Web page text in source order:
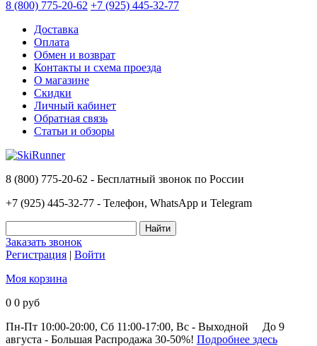
8 (800) 775-20-62 +7 (925) 445-32-77
Доставка
Оплата
Обмен и возврат
Контакты и схема проезда
О магазине
Скидки
Личный кабинет
Обратная связь
Статьи и обзоры
8 (800) 775-20-62 - Бесплатный звонок по России
+7 (925) 445-32-77 - Телефон, WhatsApp и Telegram
Заказать звонок
Регистрация | Войти
Моя корзина
0 0 руб
Пн-Пт 10:00-20:00, Сб 11:00-17:00, Вс - Выходной
До 9
августа - Большая Распродажа 30-50%! Подробнее здесь